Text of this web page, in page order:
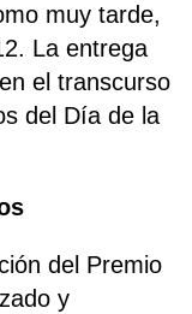
muy tarde,
La entrega
el transcurso
del Día de la
del Premio
y